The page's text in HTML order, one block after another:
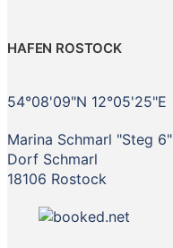
HAFEN ROSTOCK
54°08'09"N 12°05'25"E
Marina Schmarl "Steg 6"
Dorf Schmarl
18106 Rostock